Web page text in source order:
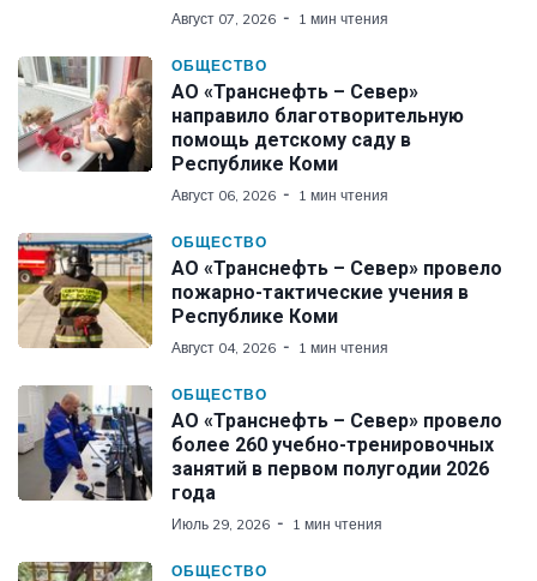
Август 07, 2026 1 мин чтения
ОБЩЕСТВО
АО «Транснефть – Север»
направило благотворительную
помощь детскому саду в
Республике Коми
Август 06, 2026 1 мин чтения
ОБЩЕСТВО
АО «Транснефть – Север» провело
пожарно-тактические учения в
Республике Коми
Август 04, 2026 1 мин чтения
ОБЩЕСТВО
АО «Транснефть – Север» провело
более 260 учебно-тренировочных
занятий в первом полугодии 2026
года
Июль 29, 2026 1 мин чтения
ОБЩЕСТВО